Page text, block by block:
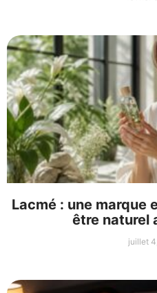
Lacmé : une marque
être naturel
juillet